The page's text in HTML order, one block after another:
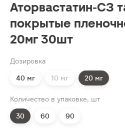
Аторвастатин-СЗ
покрытые
20мг 30шт
Дозировка
40 мг 10 мг 20 мг
Количество в упаковке, шт
30 60 90